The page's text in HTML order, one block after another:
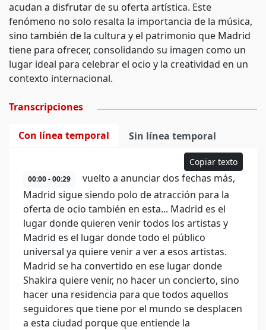
acudan a disfrutar de su oferta artística. Este
fenómeno no solo resalta la importancia de la música,
sino también de la cultura y el patrimonio que Madrid
tiene para ofrecer, consolidando su imagen como un
lugar ideal para celebrar el ocio y la creatividad en un
contexto internacional.
Transcripciones
Con línea temporal Sin línea temporal
Copiar texto
00:00 - 00:29
vuelto a anunciar dos fechas más,
Madrid sigue siendo polo de atracción para la
oferta de ocio también en esta... Madrid es el
lugar donde quieren venir todos los artistas y
Madrid es el lugar donde todo el público
universal ya quiere venir a ver a esos artistas.
Madrid se ha convertido en ese lugar donde
Shakira quiere venir, no hacer un concierto, sino
hacer una residencia para que todos aquellos
seguidores que tiene por el mundo se desplacen
a esta ciudad porque que entiende la